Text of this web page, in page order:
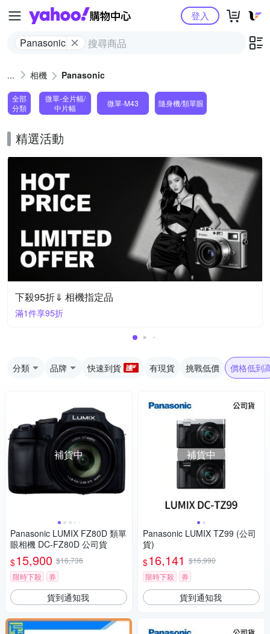
Yahoo購物中心
Panasonic
登入
相機 Panasonic
全部
分類
微單-全片幅/
中片幅
微單-M43 隨身機/類單眼
精選活動
下殺95折⇓ 相機指定品
滿1件享95折
分類 品牌 快速到貨 有現貨 挑戰低價 價格低到
補貨中
Panasonic LUMIX FZ80D 類單
眼相機 DC-FZ80D 公司貨
$15,900 $16,736
限時下殺
券
貨到通知我
補貨中
Panasonic LUMIX TZ99 (公司
貨)
$16,141 $16,990
限時下殺
券
貨到通知我